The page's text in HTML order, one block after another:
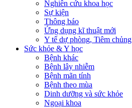
Nghiên cứu khoa học
Sự kiện
Thông báo
Ứng dụng kĩ thuật mới
Y tế dự phòng, Tiêm chủng
Sức khỏe & Y học
Bệnh khác
Bệnh lây nhiễm
Bệnh mãn tính
Bệnh theo mùa
Dinh dưỡng và sức khỏe
Ngoại khoa